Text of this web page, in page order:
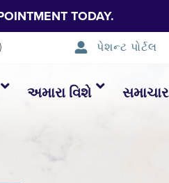
TODAY.
પેશન્ટ પોર્ટલ
અમારા વિશે સમાચાર